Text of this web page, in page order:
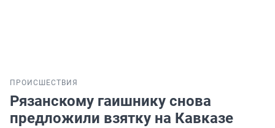
ПРОИСШЕСТВИЯ
Рязанскому гаишнику снова
предложили взятку на Кавказе